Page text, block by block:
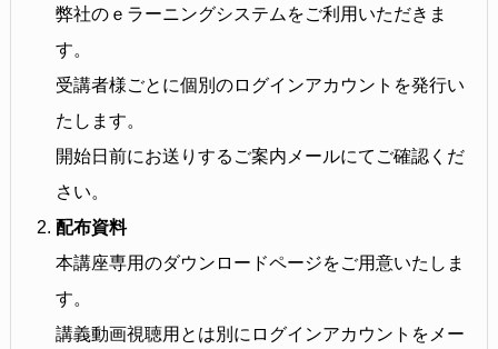
弊社のｅラーニングシステムをご利用いただきま
す。
受講者様ごとに個別のログインアカウントを発行い
たします。
開始日前にお送りするご案内メールにてご確認くだ
さい。
配布資料
本講座専用のダウンロードページをご用意いたしま
す。
講義動画視聴用とは別にログインアカウントをメー